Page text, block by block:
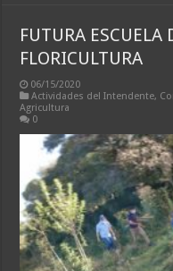
FUTURA ESCUELA
FLORICULTURA
06/15/2020
Actividades del Intendente,
Agricultura
0